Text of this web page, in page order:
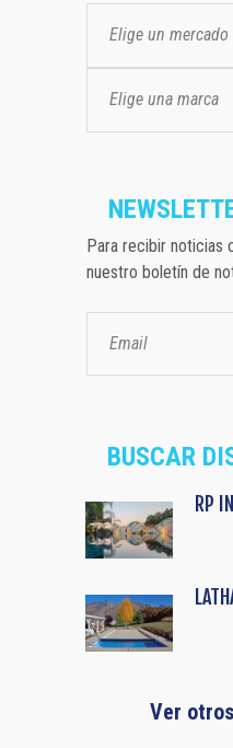
Elige un mercado
Elige una marca
Para recibir noticias
nuestro boletín de
BUSCAR
RP
Ver